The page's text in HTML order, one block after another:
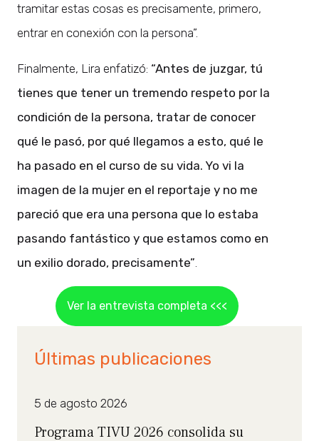
tramitar estas cosas es precisamente, primero,
entrar en conexión con la persona”.
Finalmente, Lira enfatizó: “Antes de juzgar, tú
tienes que tener un tremendo respeto por la
condición de la persona, tratar de conocer
qué le pasó, por qué llegamos a esto, qué le
ha pasado en el curso de su vida. Yo vi la
imagen de la mujer en el reportaje y no me
pareció que era una persona que lo estaba
pasando fantástico y que estamos como en
un exilio dorado, precisamente”
Ver la entrevista completa <<<
Últimas publicaciones
5 de agosto 2026
Programa TIVU 2026 consolida su